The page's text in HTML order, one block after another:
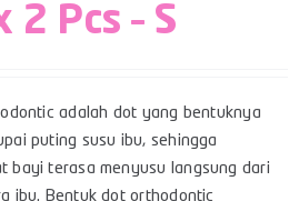
2 Pcs – S
adalah dot yang bentuknya
puting susu ibu, sehingga
bayi terasa menyusu langsung dari
ibu. Bentuk dot orthodontic